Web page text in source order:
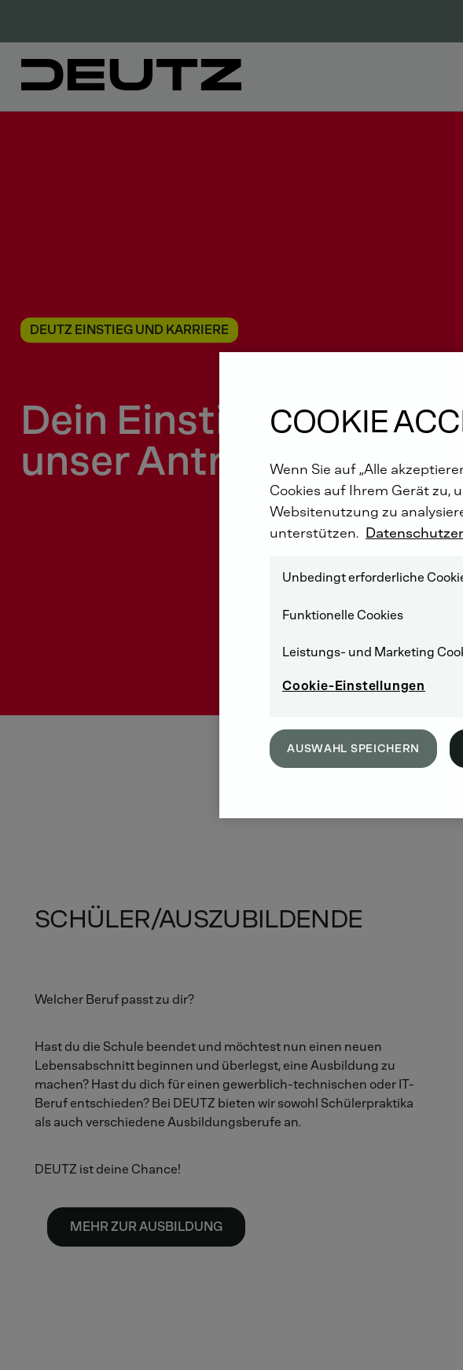
DEUTZ EINSTIEG UND KARRIERE
Dein Einstieg ist
unser Antrieb
SCHÜLER/AUSZUBILDENDE
Welcher Beruf passt zu dir?
Hast du die Schule beendet und möchtest nun einen neuen
Lebensabschnitt beginnen und überlegst, eine Ausbildung zu
machen? Hast du dich für einen gewerblich-technischen oder IT-
Beruf entschieden? Bei DEUTZ bieten wir sowohl Schülerpraktika
als auch verschiedene Ausbildungsberufe an.
DEUTZ ist deine Chance!
MEHR ZUR AUSBILDUNG
COOKIE
Wenn Sie auf „Alle
Cookies auf Ihrem Gerät zu,
Websitenutzung zu
unterstützen.
Unbedingt erforderliche
Funktionelle Cookies
Leistungs- und Marketing
Cookie-Einstellungen
AUSWAHL SPEICHERN